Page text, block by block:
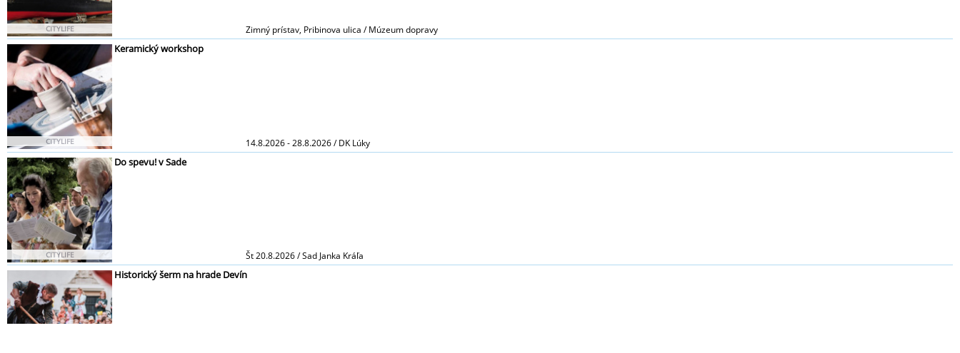
CITYLIFE Zimný prístav, Pribinova ulica / Múzeum dopravy
CITYLIFE
Keramický workshop
14.8.2026 - 28.8.2026 / DK Lúky
CITYLIFE
Do spevu! v Sade
Št 20.8.2026 / Sad Janka Kráľa
Historický šerm na hrade Devín